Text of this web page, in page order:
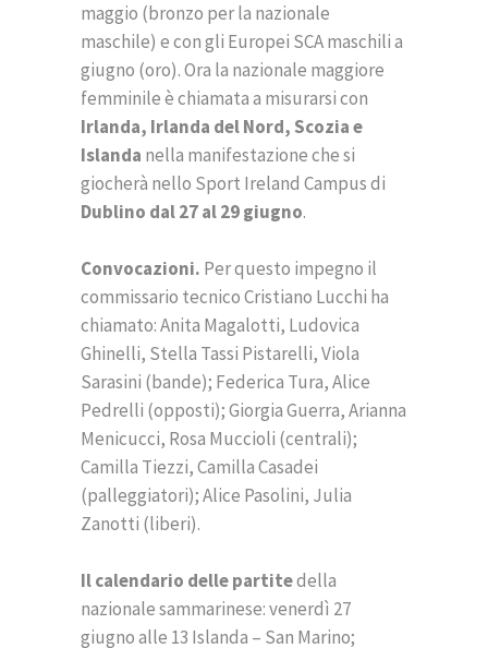
maggio (bronzo per la nazionale
maschile) e con gli Europei SCA maschili a
giugno (oro). Ora la nazionale maggiore
femminile è chiamata a misurarsi con
Irlanda, Irlanda del Nord, Scozia e
Islanda nella manifestazione che si
giocherà nello Sport Ireland Campus di
Dublino dal 27 al 29 giugno.
Convocazioni. Per questo impegno il
commissario tecnico Cristiano Lucchi ha
chiamato: Anita Magalotti, Ludovica
Ghinelli, Stella Tassi Pistarelli, Viola
Sarasini (bande); Federica Tura, Alice
Pedrelli (opposti); Giorgia Guerra, Arianna
Menicucci, Rosa Muccioli (centrali);
Camilla Tiezzi, Camilla Casadei
(palleggiatori); Alice Pasolini, Julia
Zanotti (liberi).
Il calendario delle partitedella
nazionale sammarinese: venerdì 27
giugno alle 13 Islanda – San Marino;